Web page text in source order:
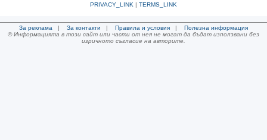
PRIVACY_LINK | TERMS_LINK
За реклама | За контакти | Правила и условия | Полезна информация
© Информацията в този сайт или части от нея не могат да бъдат използвани без
изричното съгласие на авторите.